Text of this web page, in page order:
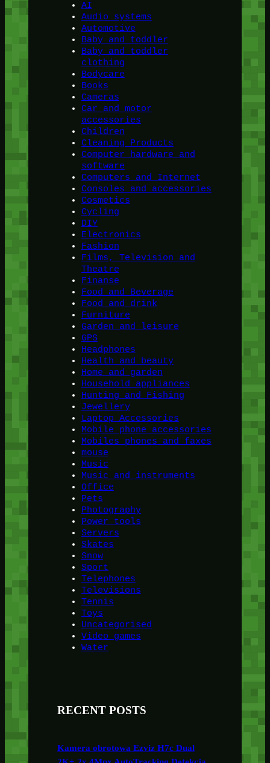
AI
Audio systems
Automotive
Baby and toddler
Baby and toddler
clothing
Bodycare
Books
Cameras
Car and motor
accessories
Children
Cleaning Products
Computer hardware and
software
Computers and Internet
Consoles and accessories
Cosmetics
Cycling
DIY
Electronics
Fashion
Films, Television and
Theatre
Finanse
Food and Beverage
Food and drink
Furniture
Garden and leisure
GPS
Headphones
Health and beauty
Home and garden
Household appliances
Hunting and Fishing
Jewellery
Laptop Accessories
Mobile phone accessories
Mobiles phones and faxes
mouse
Music
Music and instruments
Office
Pets
Photography
Power tools
Servers
Skates
Snow
Sport
Telephones
Televisions
Tennis
Toys
Uncategorised
Video games
Water
RECENT POSTS
Kamera obrotowa Ezviz H7c Dual